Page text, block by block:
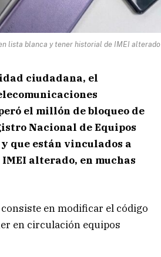
lista blanca y tener historial de IMEI alterado
ciudadana, el
el millón de bloqueo de
Nacional de Equipos
que están vinculados a
alterado, en muchas
en modificar el código
en circulación equipos